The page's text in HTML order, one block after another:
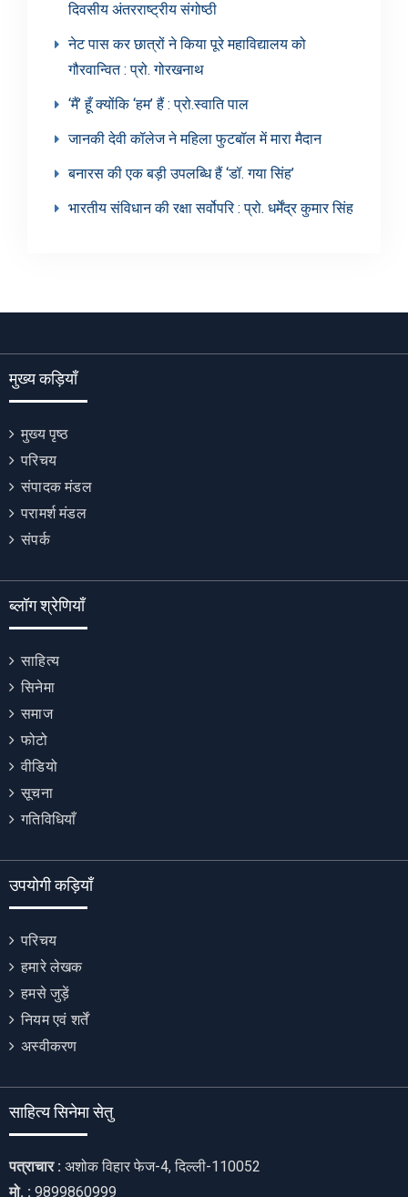
दिवसीय अंतरराष्ट्रीय संगोष्ठी
नेट पास कर छात्रों ने किया पूरे महाविद्यालय को
गौरवान्वित : प्रो. गोरखनाथ
‘मैं’ हूँ क्योंकि ‘हम’ हैं : प्रो.स्वाति पाल
जानकी देवी कॉलेज ने महिला फुटबॉल में मारा मैदान
बनारस की एक बड़ी उपलब्धि हैं ‘डॉ. गया सिंह’
भारतीय संविधान की रक्षा सर्वोपरि : प्रो. धर्मेंद्र कुमार सिंह
मुख्य कड़ियाँ
मुख्य पृष्ठ
परिचय
संपादक मंडल
परामर्श मंडल
संपर्क
ब्लॉग श्रेणियाँ
साहित्य
सिनेमा
समाज
फोटो
वीडियो
सूचना
गतिविधियाँ
उपयोगी कड़ियाँ
परिचय
हमारे लेखक
हमसे जुड़ें
नियम एवं शर्तें
अस्वीकरण
साहित्य सिनेमा सेतु
पत्राचार : अशोक विहार फेज-4, दिल्ली-110052
मो. : 9899860999